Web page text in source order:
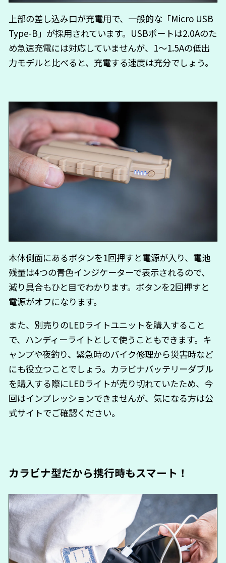
上部の差し込み口が充電用で、一般的な「Micro USB
Type-B」が採用されています。USBポートは2.0Aのた
め急速充電には対応していませんが、1～1.5Aの低出
力モデルと比べると、充電する速度は充分でしょう。
本体側面にあるボタンを1回押すと電源が入り、電池
残量は4つの青色インジケーターで表示されるので、
減り具合もひと目でわかります。ボタンを2回押すと
電源がオフになります。
また、別売りのLEDライトユニットを購入すること
で、ハンディーライトとして使うこともできます。キ
ャンプや夜釣り、緊急時のバイク修理から災害時など
にも役立つことでしょう。カラビナバッテリーダブル
を購入する際にLEDライトが売り切れていたため、今
回はインプレッションできませんが、気になる方は公
式サイトでご確認ください。
カラビナ型だから携行時もスマート！